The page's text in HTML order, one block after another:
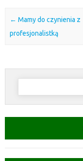
Post navigation
← Mamy do czynienia z
profesjonalistką
Szukaj: